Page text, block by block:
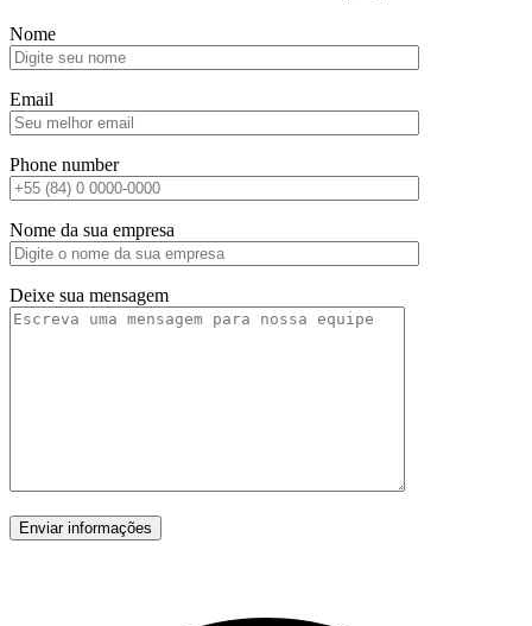
Nome
Email
Phone number
Nome da sua empresa
Deixe sua mensagem